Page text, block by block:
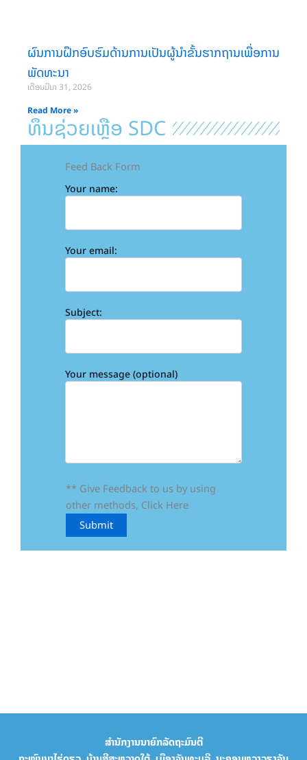
ຜົນການຝຶກອົບຮົມດ້ານການເປັນຜູ້ນໍາຂັ້ນຮາກຖານເພື່ອການ
ພັດທະນາ
ເດືອນມີນາ 31, 2026
Read More »
ທຶນຊ່ວຍເຫຼືອ SDC
Feed Back Form
Your name:
Your email:
Subject:
Your message (optional)
** Give Feedback to us by using
other methods, Click Here
ສຳນັກງານນາຍົກລັດຖະມົນຕີ